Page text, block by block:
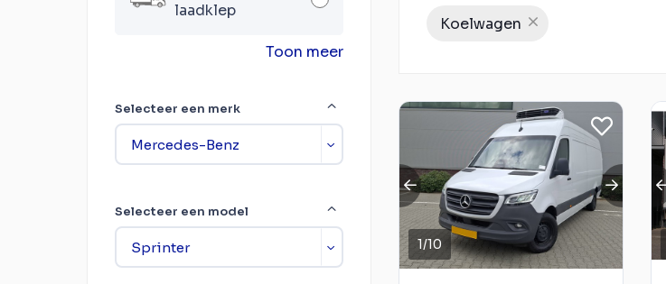
laadklep
Toon meer
Selecteer een merk
Selecteer een model
Koelwagen
1/10